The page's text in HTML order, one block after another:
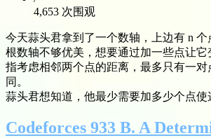
4,653 次围观
今天蒜头君拿到了一个数轴，上边有 n
根数轴不够优美，想要通过加一些点让
指考虑相邻两个点的距离，最多只有一
同。
蒜头君想知道，他最少需要加多少个点使
Codeforces 933 B. A